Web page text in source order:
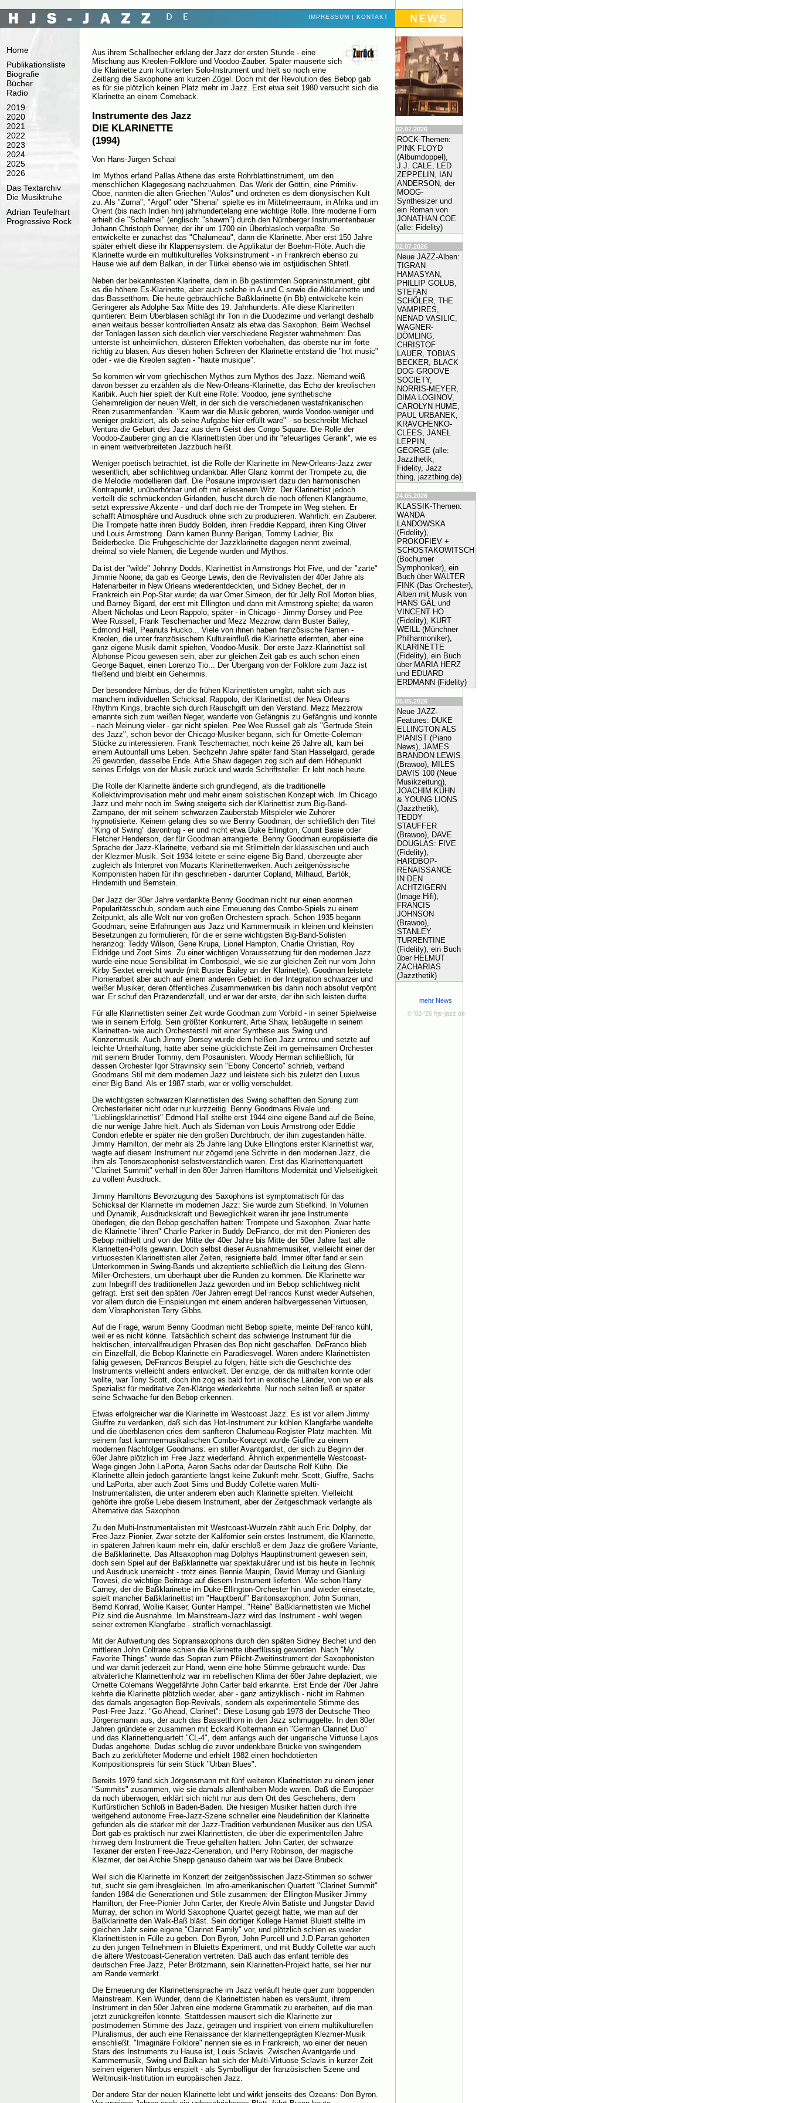
IMPRESSUM | KONTAKT
Home
Publikationsliste
Biografie
Bücher
Radio
2019
2020
2021
2022
2023
2024
2025
2026
Das Textarchiv
Die Musiktruhe
Adrian Teufelhart
Progressive Rock
Aus ihrem Schallbecher erklang der Jazz der ersten Stunde - eine
Mischung aus Kreolen-Folklore und Voodoo-Zauber. Später mauserte sich
die Klarinette zum kultivierten Solo-Instrument und hielt so noch eine
Zeitlang die Saxophone am kurzen Zügel. Doch mit der Revolution des Bebop gab
es für sie plötzlich keinen Platz mehr im Jazz. Erst etwa seit 1980 versucht sich die
Klarinette an einem Comeback.
Instrumente des Jazz
DIE KLARINETTE
(1994)
Von Hans-Jürgen Schaal
Im Mythos erfand Pallas Athene das erste Rohrblattinstrument, um den
menschlichen Klagegesang nachzuahmen. Das Werk der Göttin, eine Primitiv-
Oboe, nannten die alten Griechen "Aulos" und ordneten es dem dionysischen Kult
zu. Als "Zurna", "Argol" oder "Shenai" spielte es im Mittelmeerraum, in Afrika und im
Orient (bis nach Indien hin) jahrhundertelang eine wichtige Rolle. Ihre moderne Form
erhielt die "Schalmei" (englisch: "shawm") durch den Nürnberger Instrumentenbauer
Johann Christoph Denner, der ihr um 1700 ein Überblasloch verpaßte. So
entwickelte er zunächst das "Chalumeau", dann die Klarinette. Aber erst 150 Jahre
später erhielt diese ihr Klappensystem: die Applikatur der Boehm-Flöte. Auch die
Klarinette wurde ein multikulturelles Volksinstrument - in Frankreich ebenso zu
Hause wie auf dem Balkan, in der Türkei ebenso wie im ostjüdischen Shtetl.
Neben der bekanntesten Klarinette, dem in Bb gestimmten Sopraninstrument, gibt
es die höhere Es-Klarinette, aber auch solche in A und C sowie die Altklarinette und
das Bassetthorn. Die heute gebräuchliche Baßklarinette (in Bb) entwickelte kein
Geringerer als Adolphe Sax Mitte des 19. Jahrhunderts. Alle diese Klarinetten
quintieren: Beim Überblasen schlägt ihr Ton in die Duodezime und verlangt deshalb
einen weitaus besser kontrollierten Ansatz als etwa das Saxophon. Beim Wechsel
der Tonlagen lassen sich deutlich vier verschiedene Register wahrnehmen: Das
unterste ist unheimlichen, düsteren Effekten vorbehalten, das oberste nur im forte
richtig zu blasen. Aus diesen hohen Schreien der Klarinette entstand die "hot music"
oder - wie die Kreolen sagten - "haute musique".
So kommen wir vom griechischen Mythos zum Mythos des Jazz. Niemand weiß
davon besser zu erzählen als die New-Orleans-Klarinette, das Echo der kreolischen
Karibik. Auch hier spielt der Kult eine Rolle: Voodoo, jene synthetische
Geheimreligion der neuen Welt, in der sich die verschiedenen westafrikanischen
Riten zusammenfanden. "Kaum war die Musik geboren, wurde Voodoo weniger und
weniger praktiziert, als ob seine Aufgabe hier erfüllt wäre" - so beschreibt Michael
Ventura die Geburt des Jazz aus dem Geist des Congo Square. Die Rolle der
Voodoo-Zauberer ging an die Klarinettisten über und ihr "efeuartiges Gerank", wie es
in einem weitverbreiteten Jazzbuch heißt.
Weniger poetisch betrachtet, ist die Rolle der Klarinette im New-Orleans-Jazz zwar
wesentlich, aber schlichtweg undankbar. Aller Glanz kommt der Trompete zu, die
die Melodie modellieren darf. Die Posaune improvisiert dazu den harmonischen
Kontrapunkt, unüberhörbar und oft mit erlesenem Witz. Der Klarinettist jedoch
verteilt die schmückenden Girlanden, huscht durch die noch offenen Klangräume,
setzt expressive Akzente - und darf doch nie der Trompete im Weg stehen. Er
schafft Atmosphäre und Ausdruck ohne sich zu produzieren. Wahrlich: ein Zauberer.
Die Trompete hatte ihren Buddy Bolden, ihren Freddie Keppard, ihren King Oliver
und Louis Armstrong. Dann kamen Bunny Berigan, Tommy Ladnier, Bix
Beiderbecke. Die Frühgeschichte der Jazzklarinette dagegen nennt zweimal,
dreimal so viele Namen, die Legende wurden und Mythos.
Da ist der "wilde" Johnny Dodds, Klarinettist in Armstrongs Hot Five, und der "zarte"
Jimmie Noone; da gab es George Lewis, den die Revivalisten der 40er Jahre als
Hafenarbeiter in New Orleans wiederentdeckten, und Sidney Bechet, der in
Frankreich ein Pop-Star wurde; da war Omer Simeon, der für Jelly Roll Morton blies,
und Barney Bigard, der erst mit Ellington und dann mit Armstrong spielte; da waren
Albert Nicholas und Leon Rappolo, später - in Chicago - Jimmy Dorsey und Pee
Wee Russell, Frank Teschemacher und Mezz Mezzrow, dann Buster Bailey,
Edmond Hall, Peanuts Hucko... Viele von ihnen haben französische Namen -
Kreolen, die unter französischem Kultureinfluß die Klarinette erlernten, aber eine
ganz eigene Musik damit spielten, Voodoo-Musik. Der erste Jazz-Klarinettist soll
Alphonse Picou gewesen sein, aber zur gleichen Zeit gab es auch schon einen
George Baquet, einen Lorenzo Tio... Der Übergang von der Folklore zum Jazz ist
fließend und bleibt ein Geheimnis.
Der besondere Nimbus, der die frühen Klarinettisten umgibt, nährt sich aus
manchem individuellen Schicksal. Rappolo, der Klarinettist der New Orleans
Rhythm Kings, brachte sich durch Rauschgift um den Verstand. Mezz Mezzrow
ernannte sich zum weißen Neger, wanderte von Gefängnis zu Gefängnis und konnte
- nach Meinung vieler - gar nicht spielen. Pee Wee Russell galt als "Gertrude Stein
des Jazz", schon bevor der Chicago-Musiker begann, sich für Ornette-Coleman-
Stücke zu interessieren. Frank Teschemacher, noch keine 26 Jahre alt, kam bei
einem Autounfall ums Leben. Sechzehn Jahre später fand Stan Hasselgard, gerade
26 geworden, dasselbe Ende. Artie Shaw dagegen zog sich auf dem Höhepunkt
seines Erfolgs von der Musik zurück und wurde Schriftsteller. Er lebt noch heute.
Die Rolle der Klarinette änderte sich grundlegend, als die traditionelle
Kollektivimprovisation mehr und mehr einem solistischen Konzept wich. Im Chicago
Jazz und mehr noch im Swing steigerte sich der Klarinettist zum Big-Band-
Zampano, der mit seinem schwarzen Zauberstab Mitspieler wie Zuhörer
hypnotisierte. Keinem gelang dies so wie Benny Goodman, der schließlich den Titel
"King of Swing" davontrug - er und nicht etwa Duke Ellington, Count Basie oder
Fletcher Henderson, der für Goodman arrangierte. Benny Goodman europäisierte die
Sprache der Jazz-Klarinette, verband sie mit Stilmitteln der klassischen und auch
der Klezmer-Musik. Seit 1934 leitete er seine eigene Big Band, überzeugte aber
zugleich als Interpret von Mozarts Klarinettenwerken. Auch zeitgenössische
Komponisten haben für ihn geschrieben - darunter Copland, Milhaud, Bartók,
Hindemith und Bernstein.
Der Jazz der 30er Jahre verdankte Benny Goodman nicht nur einen enormen
Popularitätsschub, sondern auch eine Erneuerung des Combo-Spiels zu einem
Zeitpunkt, als alle Welt nur von großen Orchestern sprach. Schon 1935 begann
Goodman, seine Erfahrungen aus Jazz und Kammermusik in kleinen und kleinsten
Besetzungen zu formulieren, für die er seine wichtigsten Big-Band-Solisten
heranzog: Teddy Wilson, Gene Krupa, Lionel Hampton, Charlie Christian, Roy
Eldridge und Zoot Sims. Zu einer wichtigen Voraussetzung für den modernen Jazz
wurde eine neue Sensibilität im Combospiel, wie sie zur gleichen Zeit nur vom John
Kirby Sextet erreicht wurde (mit Buster Bailey an der Klarinette). Goodman leistete
Pionierarbeit aber auch auf einem anderen Gebiet: in der Integration schwarzer und
weißer Musiker, deren öffentliches Zusammenwirken bis dahin noch absolut verpönt
war. Er schuf den Präzendenzfall, und er war der erste, der ihn sich leisten durfte.
Für alle Klarinettisten seiner Zeit wurde Goodman zum Vorbild - in seiner Spielweise
wie in seinem Erfolg. Sein größter Konkurrent, Artie Shaw, liebäugelte in seinem
Klarinetten- wie auch Orchesterstil mit einer Synthese aus Swing und
Konzertmusik. Auch Jimmy Dorsey wurde dem heißen Jazz untreu und setzte auf
leichte Unterhaltung, hatte aber seine glücklichste Zeit im gemeinsamen Orchester
mit seinem Bruder Tommy, dem Posaunisten. Woody Herman schließlich, für
dessen Orchester Igor Stravinsky sein "Ebony Concerto" schrieb, verband
Goodmans Stil mit dem modernen Jazz und leistete sich bis zuletzt den Luxus
einer Big Band. Als er 1987 starb, war er völlig verschuldet.
Die wichtigsten schwarzen Klarinettisten des Swing schafften den Sprung zum
Orchesterleiter nicht oder nur kurzzeitig. Benny Goodmans Rivale und
"Lieblingsklarinettist" Edmond Hall stellte erst 1944 eine eigene Band auf die Beine,
die nur wenige Jahre hielt. Auch als Sideman von Louis Armstrong oder Eddie
Condon erlebte er später nie den großen Durchbruch, der ihm zugestanden hätte.
Jimmy Hamilton, der mehr als 25 Jahre lang Duke Ellingtons erster Klarinettist war,
wagte auf diesem Instrument nur zögernd jene Schritte in den modernen Jazz, die
ihm als Tenorsaxophonist selbstverständlich waren. Erst das Klarinettenquartett
"Clarinet Summit" verhalf in den 80er Jahren Hamiltons Modernität und Vielseitigkeit
zu vollem Ausdruck.
Jimmy Hamiltons Bevorzugung des Saxophons ist symptomatisch für das
Schicksal der Klarinette im modernen Jazz: Sie wurde zum Stiefkind. In Volumen
und Dynamik, Ausdruckskraft und Beweglichkeit waren ihr jene Instrumente
überlegen, die den Bebop geschaffen hatten: Trompete und Saxophon. Zwar hatte
die Klarinette "ihren" Charlie Parker in Buddy DeFranco, der mit den Pionieren des
Bebop mithielt und von der Mitte der 40er Jahre bis Mitte der 50er Jahre fast alle
Klarinetten-Polls gewann. Doch selbst dieser Ausnahmemusiker, vielleicht einer der
virtuosesten Klarinettisten aller Zeiten, resignierte bald. Immer öfter fand er sein
Unterkommen in Swing-Bands und akzeptierte schließlich die Leitung des Glenn-
Miller-Orchesters, um überhaupt über die Runden zu kommen. Die Klarinette war
zum Inbegriff des traditionellen Jazz geworden und im Bebop schlichtweg nicht
gefragt. Erst seit den späten 70er Jahren erregt DeFrancos Kunst wieder Aufsehen,
vor allem durch die Einspielungen mit einem anderen halbvergessenen Virtuosen,
dem Vibraphonisten Terry Gibbs.
Auf die Frage, warum Benny Goodman nicht Bebop spielte, meinte DeFranco kühl,
weil er es nicht könne. Tatsächlich scheint das schwierige Instrument für die
hektischen, intervallfreudigen Phrasen des Bop nicht geschaffen. DeFranco blieb
ein Einzelfall, die Bebop-Klarinette ein Paradiesvogel. Wären andere Klarinettisten
fähig gewesen, DeFrancos Beispiel zu folgen, hätte sich die Geschichte des
Instruments vielleicht anders entwickelt. Der einzige, der da mithalten konnte oder
wollte, war Tony Scott, doch ihn zog es bald fort in exotische Länder, von wo er als
Spezialist für meditative Zen-Klänge wiederkehrte. Nur noch selten ließ er später
seine Schwäche für den Bebop erkennen.
Etwas erfolgreicher war die Klarinette im Westcoast Jazz. Es ist vor allem Jimmy
Giuffre zu verdanken, daß sich das Hot-Instrument zur kühlen Klangfarbe wandelte
und die überblasenen cries dem sanfteren Chalumeau-Register Platz machten. Mit
seinem fast kammermusikalischen Combo-Konzept wurde Giuffre zu einem
modernen Nachfolger Goodmans: ein stiller Avantgardist, der sich zu Beginn der
60er Jahre plötzlich im Free Jazz wiederfand. Ähnlich experimentelle Westcoast-
Wege gingen John LaPorta, Aaron Sachs oder der Deutsche Rolf Kühn. Die
Klarinette allein jedoch garantierte längst keine Zukunft mehr. Scott, Giuffre, Sachs
und LaPorta, aber auch Zoot Sims und Buddy Collette waren Multi-
Instrumentalisten, die unter anderem eben auch Klarinette spielten. Vielleicht
gehörte ihre große Liebe diesem Instrument, aber der Zeitgeschmack verlangte als
Alternative das Saxophon.
Zu den Multi-Instrumentalisten mit Westcoast-Wurzeln zählt auch Eric Dolphy, der
Free-Jazz-Pionier. Zwar setzte der Kalifornier sein erstes Instrument, die Klarinette,
in späteren Jahren kaum mehr ein, dafür erschloß er dem Jazz die größere Variante,
die Baßklarinette. Das Altsaxophon mag Dolphys Hauptinstrument gewesen sein,
doch sein Spiel auf der Baßklarinette war spektakulärer und ist bis heute in Technik
und Ausdruck unerreicht - trotz eines Bennie Maupin, David Murray und Gianluigi
Trovesi, die wichtige Beiträge auf diesem Instrument lieferten. Wie schon Harry
Carney, der die Baßklarinette im Duke-Ellington-Orchester hin und wieder einsetzte,
spielt mancher Baßklarinettist im "Hauptberuf" Baritonsaxophon: John Surman,
Bernd Konrad, Wollie Kaiser, Gunter Hampel. "Reine" Baßklarinettisten wie Michel
Pilz sind die Ausnahme. Im Mainstream-Jazz wird das Instrument - wohl wegen
seiner extremen Klangfarbe - sträflich vernachlässigt.
Mit der Aufwertung des Sopransaxophons durch den späten Sidney Bechet und den
mittleren John Coltrane schien die Klarinette überflüssig geworden. Nach "My
Favorite Things" wurde das Sopran zum Pflicht-Zweitinstrument der Saxophonisten
und war damit jederzeit zur Hand, wenn eine hohe Stimme gebraucht wurde. Das
altväterliche Klarinettenholz war im rebellischen Klima der 60er Jahre deplaziert, wie
Ornette Colemans Weggefährte John Carter bald erkannte. Erst Ende der 70er Jahre
kehrte die Klarinette plötzlich wieder, aber - ganz antizyklisch - nicht im Rahmen
des damals angesagten Bop-Revivals, sondern als experimentelle Stimme des
Post-Free Jazz. "Go Ahead, Clarinet": Diese Losung gab 1978 der Deutsche Theo
Jörgensmann aus, der auch das Bassetthorn in den Jazz schmuggelte. In den 80er
Jahren gründete er zusammen mit Eckard Koltermann ein "German Clarinet Duo"
und das Klarinettenquartett "CL-4", dem anfangs auch der ungarische Virtuose Lajos
Dudas angehörte. Dudas schlug die zuvor undenkbare Brücke von swingendem
Bach zu zerklüfteter Moderne und erhielt 1982 einen hochdotierten
Kompositionspreis für sein Stück "Urban Blues".
Bereits 1979 fand sich Jörgensmann mit fünf weiteren Klarinettisten zu einem jener
"Summits" zusammen, wie sie damals allenthalben Mode waren. Daß die Europäer
da noch überwogen, erklärt sich nicht nur aus dem Ort des Geschehens, dem
Kurfürstlichen Schloß in Baden-Baden. Die hiesigen Musiker hatten durch ihre
weitgehend autonome Free-Jazz-Szene schneller eine Neudefinition der Klarinette
gefunden als die stärker mit der Jazz-Tradition verbundenen Musiker aus den USA.
Dort gab es praktisch nur zwei Klarinettisten, die über die experimentellen Jahre
hinweg dem Instrument die Treue gehalten hatten: John Carter, der schwarze
Texaner der ersten Free-Jazz-Generation, und Perry Robinson, der magische
Klezmer, der bei Archie Shepp genauso daheim war wie bei Dave Brubeck.
Weil sich die Klarinette im Konzert der zeitgenössischen Jazz-Stimmen so schwer
tut, sucht sie gern ihresgleichen. Im afro-amerikanischen Quartett "Clarinet Summit"
fanden 1984 die Generationen und Stile zusammen: der Ellington-Musiker Jimmy
Hamilton, der Free-Pionier John Carter, der Kreole Alvin Batiste und Jungstar David
Murray, der schon im World Saxophone Quartet gezeigt hatte, wie man auf der
Baßklarinette den Walk-Baß bläst. Sein dortiger Kollege Hamiet Bluiett stellte im
gleichen Jahr seine eigene "Clarinet Family" vor, und plötzlich schien es wieder
Klarinettisten in Fülle zu geben. Don Byron, John Purcell und J.D.Parran gehörten
zu den jungen Teilnehmern in Bluietts Experiment, und mit Buddy Collette war auch
die ältere Westcoast-Generation vertreten. Daß auch das enfant terrible des
deutschen Free Jazz, Peter Brötzmann, sein Klarinetten-Projekt hatte, sei hier nur
am Rande vermerkt.
Die Erneuerung der Klarinettensprache im Jazz verläuft heute quer zum boppenden
Mainstream. Kein Wunder, denn die Klarinettisten haben es versäumt, ihrem
Instrument in den 50er Jahren eine moderne Grammatik zu erarbeiten, auf die man
jetzt zurückgreifen könnte. Stattdessen mausert sich die Klarinette zur
postmodernen Stimme des Jazz, getragen und inspiriert von einem multikulturellen
Pluralismus, der auch eine Renaissance der klarinettengeprägten Klezmer-Musik
einschließt. "Imaginäre Folklore" nennen sie es in Frankreich, wo einer der neuen
Stars des Instruments zu Hause ist, Louis Sclavis. Zwischen Avantgarde und
Kammermusik, Swing und Balkan hat sich der Multi-Virtuose Sclavis in kurzer Zeit
seinen eigenen Nimbus erspielt - als Symbolfigur der französischen Szene und
Weltmusik-Institution im europäischen Jazz.
Der andere Star der neuen Klarinette lebt und wirkt jenseits des Ozeans: Don Byron.
02.07.2026
ROCK-Themen:
PINK FLOYD
(Albumdoppel),
J.J. CALE, LED
ZEPPELIN, IAN
ANDERSON, der
MOOG-
Synthesizer und
ein Roman von
JONATHAN COE
(alle: Fidelity)
02.07.2026
Neue JAZZ-Alben:
TIGRAN
HAMASYAN,
PHILLIP GOLUB,
STEFAN
SCHÖLER, THE
VAMPIRES,
NENAD VASILIC,
WAGNER-
DÖMLING,
CHRISTOF
LAUER, TOBIAS
BECKER, BLACK
DOG GROOVE
SOCIETY,
NORRIS-MEYER,
DIMA LOGINOV,
CAROLYN HUME,
PAUL URBANEK,
KRAVCHENKO-
CLEES, JANEL
LEPPIN,
GEORGE (alle:
Jazzthetik,
Fidelity, Jazz
thing, jazzthing.de)
24.05.2026
KLASSIK-Themen:
WANDA
LANDOWSKA
(Fidelity),
PROKOFIEV +
SCHOSTAKOWITSCH
(Bochumer
Symphoniker), ein
Buch über WALTER
FINK (Das Orchester),
Alben mit Musik von
HANS GÁL und
VINCENT HO
(Fidelity), KURT
WEILL (Münchner
Philharmoniker),
KLARINETTE
(Fidelity), ein Buch
über MARIA HERZ
und EDUARD
ERDMANN (Fidelity)
05.05.2026
Neue JAZZ-
Features: DUKE
ELLINGTON ALS
PIANIST (Piano
News), JAMES
BRANDON LEWIS
(Brawoo), MILES
DAVIS 100 (Neue
Musikzeitung),
JOACHIM KÜHN
& YOUNG LIONS
(Jazzthetik),
TEDDY
STAUFFER
(Brawoo), DAVE
DOUGLAS: FIVE
(Fidelity),
HARDBOP-
RENAISSANCE
IN DEN
ACHTZIGERN
(Image Hifi),
FRANCIS
JOHNSON
(Brawoo),
STANLEY
TURRENTINE
(Fidelity), ein Buch
über HELMUT
ZACHARIAS
(Jazzthetik)
mehr News
© '02-'26 hjs-jazz.de